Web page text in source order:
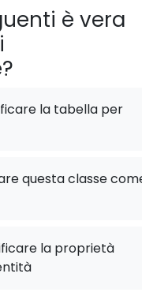
è vera
la tabella per
questa classe
la proprietà